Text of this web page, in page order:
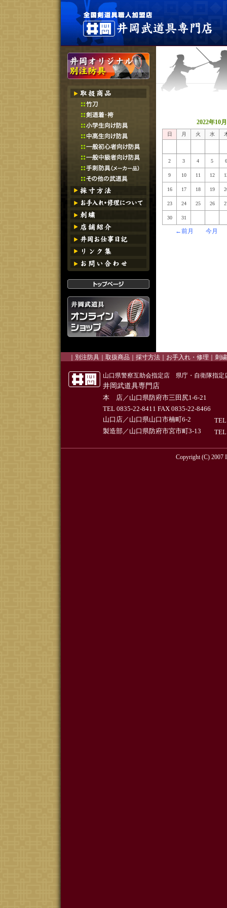
2022年10月
日 月 火 水
2 3 4 5 6
9 10 11 12
16 17 18 19
23 24 25 26
30 31
←前月 今月
別注防具 取扱商品 採寸方法 ｜お手入れ・修理｜ 刺繍
山口県警察互助会指定店 県庁・自衛隊指
井岡武道具専門店
本 店／山口県防府市三田尻1-6-21
TEL 0835-22-8411 FAX 0835-22-8466
山口店／山口県山口市楠町6-2
製造部／山口県防府市宮市町3-13
Copyright (C) 2007